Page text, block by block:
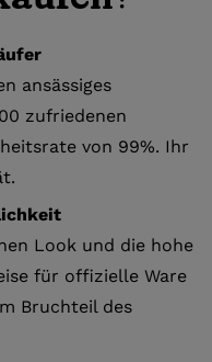
ansässiges
zufriedenen
von 99%. Ihr
Look und die hohe
für offizielle Ware
Bruchteil des